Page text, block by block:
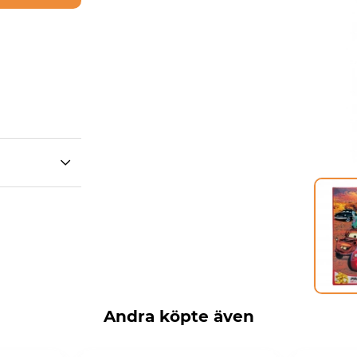
Andra köpte även